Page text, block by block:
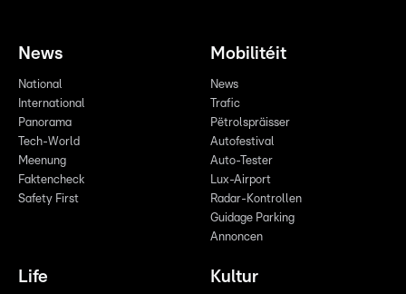
News
National
International
Panorama
Tech-World
Meenung
Faktencheck
Safety First
Mobilitéit
News
Trafic
Pëtrolspräisser
Autofestival
Auto-Tester
Lux-Airport
Radar-Kontrollen
Guidage Parking
Annoncen
Life Kultur